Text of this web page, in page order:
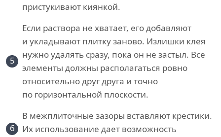
пристукивают киянкой.
5
Если раствора не хватает, его добавляют
и укладывают плитку заново. Излишки клея
нужно удалять сразу, пока он не застыл. Все
элементы должны располагаться ровно
относительно друг друга и точно
по горизонтальной плоскости.
6
В межплиточные зазоры вставляют крестики.
Их использование дает возможность